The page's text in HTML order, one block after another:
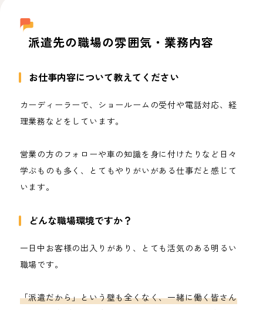
派遣先の職場の雰囲気・業務内容
お仕事内容について教えてください
カーディーラーで、ショールームの受付や電話対応、経
理業務などをしています。
営業の方のフォローや車の知識を身に付けたりなど日々
学ぶものも多く、とてもやりがいがある仕事だと感じて
います。
どんな職場環境ですか？
一日中お客様の出入りがあり、とても活気のある明るい
職場です。
「派遣だから」という壁も全くなく、一緒に働く皆さん